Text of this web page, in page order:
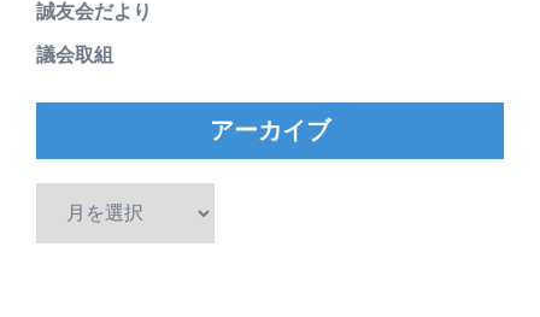
誠友会だより
議会取組
アーカイブ